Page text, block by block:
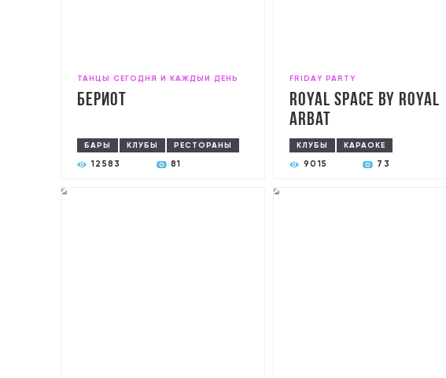
ТАНЦЫ СЕГОДНЯ И КАЖДЫЙ ДЕНЬ
Бериот
БАРЫ КЛУБЫ РЕСТОРАНЫ
12583 81
FRIDАY PARTY
Royal Space by Royal
Arbat
КЛУБЫ КАРАОКЕ
9015 73